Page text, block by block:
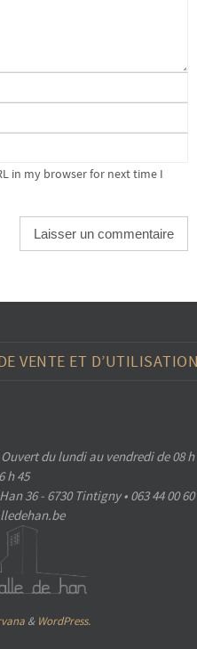
in my browser for next time I
VENTE ET
du lundi au vendredi de 08 h
h 45
36 - 6730 Tintigny • 063 44 00 60
& WordPress.